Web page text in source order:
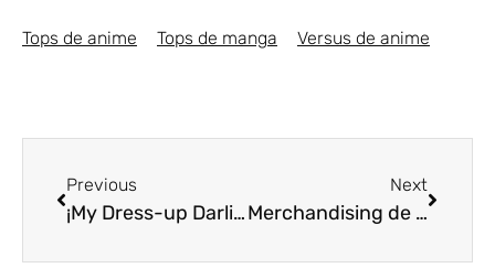
Tops de anime Tops de manga Versus de anime
Previous
¡My Dress-up Darling tendrá secuela en TV!
Next
Merchandising de anime: Consigue los mejores productos aquí